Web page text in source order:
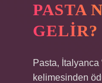
PASTA
GELIR?
Pasta, İtalyanca
kelimesinden